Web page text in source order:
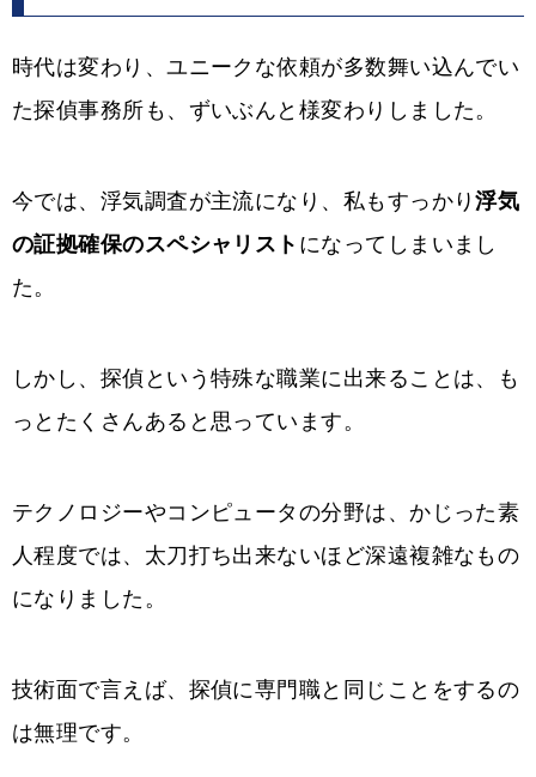
時代は変わり、ユニークな依頼が多数舞い込んでい
た探偵事務所も、ずいぶんと様変わりしました。
今では、浮気調査が主流になり、私もすっかり浮気
の証拠確保のスペシャリスト になってしまいまし
た。
しかし、探偵という特殊な職業に出来ることは、も
っとたくさんあると思っています。
テクノロジーやコンピュータの分野は、かじった素
人程度では、太刀打ち出来ないほど深遠複雑なもの
になりました。
技術面で言えば、探偵に専門職と同じことをするの
は無理です。